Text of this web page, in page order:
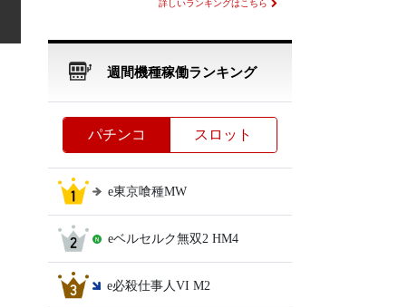
詳しいランキングはこちら
週間機種稼働ランキング
パチンコ スロット
e東京喰種MW
eベルセルク無双2 HM4
e必殺仕事人VI M2